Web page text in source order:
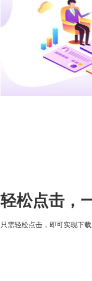
轻松点击，
只需轻松点击，即可实现下